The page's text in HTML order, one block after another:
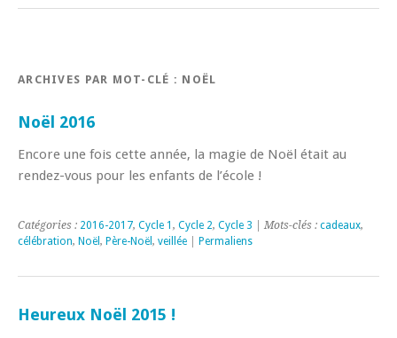
ARCHIVES PAR MOT-CLÉ : NOËL
Noël 2016
Encore une fois cette année, la magie de Noël était au
rendez-vous pour les enfants de l’école !
Catégories : 2016-2017, Cycle 1 , Cycle 2, Cycle 3 | Mots-clés : cadeaux,
célébration, Noël , Père-Noël , veillée Permaliens
Heureux Noël 2015 !